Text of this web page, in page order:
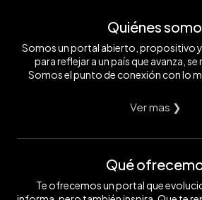
Quiénes
Somos un portal abierto, propositivo
para reflejar a un país que avanza, se
Somos el punto de conexión con lo
Ver mas ❯
Qué
Te ofrecemos un portal que